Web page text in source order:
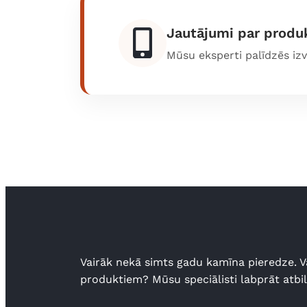
Jautājumi par
Mūsu eksperti palīdzēs
Vairāk nekā simts gadu kamīna pieredze.
produktiem? Mūsu speciālisti labprāt